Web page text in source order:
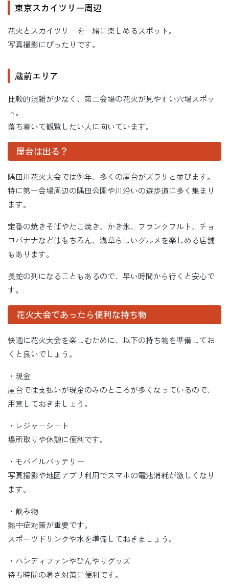
東京スカイツリー周辺
花火とスカイツリーを一緒に楽しめるスポット。
写真撮影にぴったりです。
蔵前エリア
比較的混雑が少なく、第二会場の花火が見やすい穴場スポッ
ト。
落ち着いて観覧したい人に向いています。
屋台は出る？
隅田川花火大会では例年、多くの屋台がズラリと並びます。
特に第一会場周辺の隅田公園や川沿いの遊歩道に多く集まり
ます。
定番の焼きそばやたこ焼き、かき氷、フランクフルト、チョ
コバナナなどはもちろん、浅草らしいグルメを楽しめる店舗
もあります。
長蛇の列になることもあるので、早い時間から行くと安心で
す。
花火大会であったら便利な持ち物
快適に花火大会を楽しむために、以下の持ち物を準備してお
くと良いでしょう。
・現金
屋台では支払いが現金のみのところが多くなっているので、
用意しておきましょう。
・レジャーシート
場所取りや休憩に便利です。
・モバイルバッテリー
写真撮影や地図アプリ利用でスマホの電池消耗が激しくなり
ます。
・飲み物
熱中症対策が重要です。
スポーツドリンクや水を準備しておきましょう。
・ハンディファンやひんやりグッズ
待ち時間の暑さ対策に便利です。